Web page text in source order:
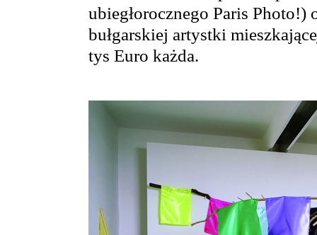
ubiegłorocznego Paris Photo!)
bułgarskiej artystki
tys Euro każda.